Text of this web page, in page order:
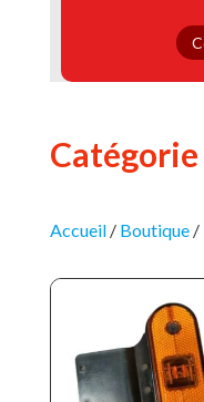
Accueil/ Boutique/